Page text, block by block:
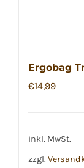
Ergobag
€14,99
inkl. MwSt.
zzgl.